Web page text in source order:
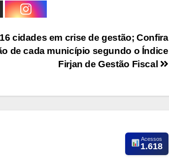
cidades em crise de gestão; Confira
de cada município segundo o Índice
Firjan de Gestão Fiscal
Acessos
1.618